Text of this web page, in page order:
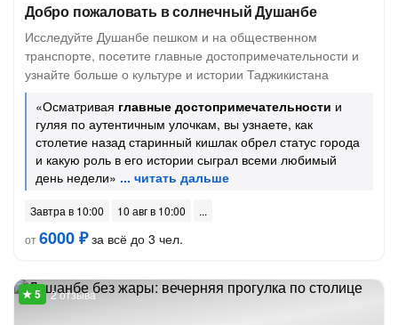
Добро пожаловать в солнечный Душанбе
Исследуйте Душанбе пешком и на общественном
транспорте, посетите главные достопримечательности и
узнайте больше о культуре и истории Таджикистана
«Осматривая главные достопримечательности и
гуляя по аутентичным улочкам, вы узнаете, как
столетие назад старинный кишлак обрел статус города
и какую роль в его истории сыграл всеми любимый
день недели»
Завтра в 10:00
10 авг в 10:00
от6000 ₽за всё до 3 чел.
2 отзыва